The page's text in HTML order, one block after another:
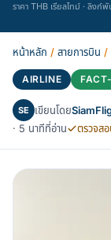
ราคา THB เรียลไทม์ · ลิงก์
หน้าหลัก / สายการบิน /
AIRLINE
SE เขียนโดย
· 5 นาทีที่อ่าน
ตรวจส